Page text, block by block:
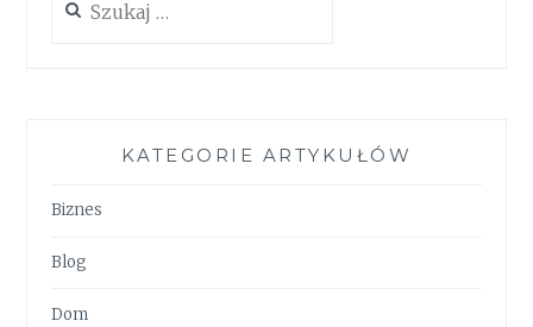
KATEGORIE ARTYKUŁÓW
Biznes
Blog
Dom